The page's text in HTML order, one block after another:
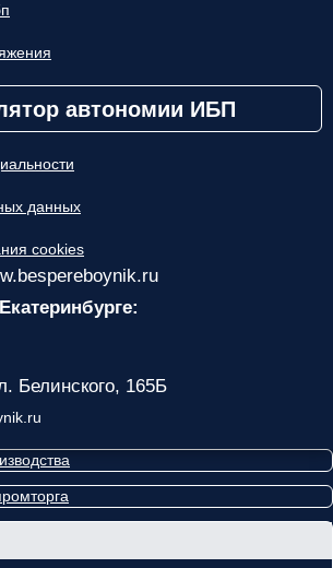
автономии ИБП
данных
cookies
Белинского, 165Б